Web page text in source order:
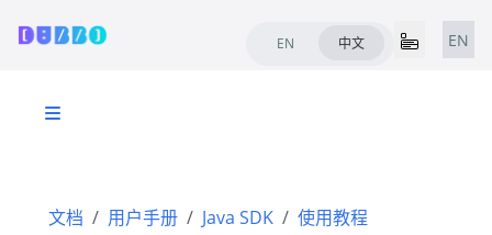
EN 中文 EN
文档 用户手册 Java SDK
使用教程